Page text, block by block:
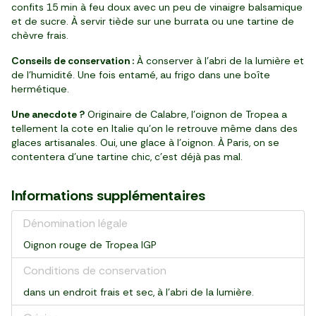
confits 15 min à feu doux avec un peu de vinaigre balsamique
et de sucre. À servir tiède sur une burrata ou une tartine de
chèvre frais.
Conseils de conservation : À conserver à l’abri de la lumière et
de l’humidité. Une fois entamé, au frigo dans une boîte
hermétique.
Une anecdote ? Originaire de Calabre, l’oignon de Tropea a
tellement la cote en Italie qu’on le retrouve même dans des
glaces artisanales. Oui, une glace à l’oignon. À Paris, on se
contentera d’une tartine chic, c’est déjà pas mal.
Informations supplémentaires
Dénomination légale
Oignon rouge de Tropea IGP
Conditions de conservation
dans un endroit frais et sec, à l'abri de la lumière.